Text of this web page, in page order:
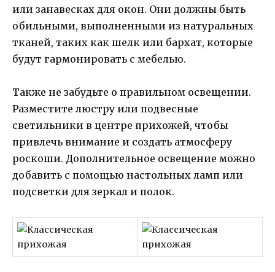
или занавесках для окон. Они должны быть
обильными, выполненными из натуральных
тканей, таких как шелк или бархат, которые
будут гармонировать с мебелью.
Также не забудьте о правильном освещении.
Разместите люстру или подвесные
светильники в центре прихожей, чтобы
привлечь внимание и создать атмосферу
роскоши. Дополнительное освещение можно
добавить с помощью настольных ламп или
подсветки для зеркал и полок.